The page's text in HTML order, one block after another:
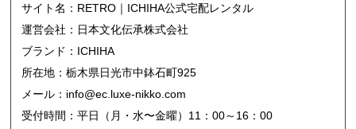
サイト名：RETRO｜ICHIHA公式宅配レンタル
運営会社：日本文化伝承株式会社
ブランド：ICHIHA
所在地：栃木県日光市中鉢石町925
メール： info@ec.luxe-nikko.com
受付時間：平日（月・水〜金曜）11：00～16：00